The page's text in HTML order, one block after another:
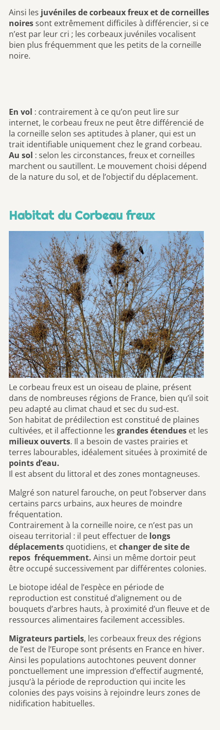
Ainsi les juvéniles de corbeaux freux et de corneilles
noires sont extrêmement difficiles à différencier, si ce
n’est par leur cri ; les corbeaux juvéniles vocalisent
bien plus fréquemment que les petits de la corneille
noire.
En vol : contrairement à ce qu’on peut lire sur
internet, le corbeau freux ne peut être différencié de
la corneille selon ses aptitudes à planer, qui est un
trait identifiable uniquement chez le grand corbeau.
Au sol : selon les circonstances, freux et corneilles
marchent ou sautillent. Le mouvement choisi dépend
de la nature du sol, et de l’objectif du déplacement.
Habitat du Corbeau freux
Le corbeau freux est un oiseau de plaine, présent
dans de nombreuses régions de France, bien qu’il soit
peu adapté au climat chaud et sec du sud-est.
Son habitat de prédilection est constitué de plaines
cultivées, et il affectionne les grandes étendues et les
milieux ouverts. Il a besoin de vastes prairies et
terres labourables, idéalement situées à proximité de
points d’eau.
Il est absent du littoral et des zones montagneuses.
Malgré son naturel farouche, on peut l’observer dans
certains parcs urbains, aux heures de moindre
fréquentation.
Contrairement à la corneille noire, ce n’est pas un
oiseau territorial : il peut effectuer de longs
déplacements quotidiens, etchanger de site de
repos fréquemment. Ainsi un même dortoir peut
être occupé successivement par différentes colonies.
Le biotope idéal de l’espèce en période de
reproduction est constitué d’alignement ou de
bouquets d’arbres hauts, à proximité d’un fleuve et de
ressources alimentaires facilement accessibles.
Migrateurs partiels, les corbeaux freux des régions
de l’est de l’Europe sont présents en France en hiver.
Ainsi les populations autochtones peuvent donner
ponctuellement une impression d’effectif augmenté,
jusqu’à la période de reproduction qui incite les
colonies des pays voisins à rejoindre leurs zones de
nidification habituelles.